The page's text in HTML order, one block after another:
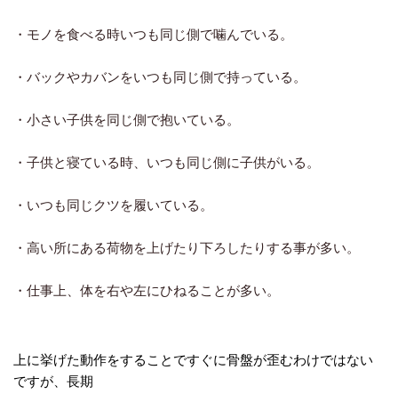
・モノを食べる時いつも同じ側で噛んでいる。
・バックやカバンをいつも同じ側で持っている。
・小さい子供を同じ側で抱いている。
・子供と寝ている時、いつも同じ側に子供がいる。
・いつも同じクツを履いている。
・高い所にある荷物を上げたり下ろしたりする事が多い。
・仕事上、体を右や左にひねることが多い。
上に挙げた動作をすることですぐに骨盤が歪むわけではない
ですが、長期